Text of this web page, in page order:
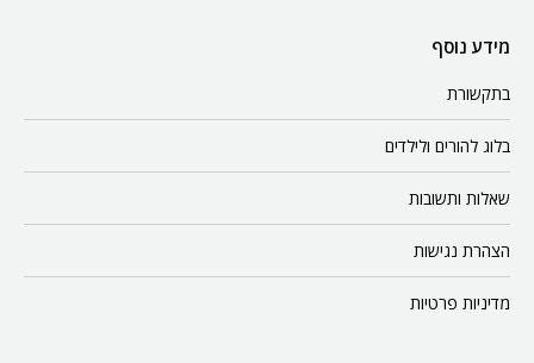
מידע נוסף
בתקשורת
בלוג להורים ולילדים
שאלות ותשובות
הצהרת נגישות
מדיניות פרטיות